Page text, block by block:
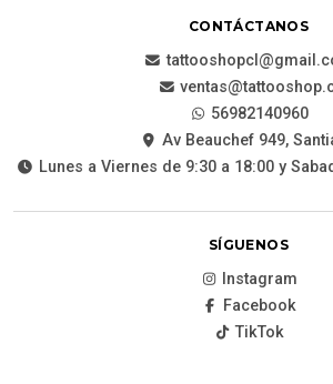
CONTÁCTANOS
56982140960
Av Beauchef 949,
Lunes a Viernes de 9:30 a 18:00 y
SÍGUENOS
Instagram
Facebook
TikTok